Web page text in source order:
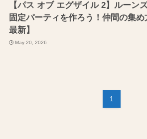
【パス オブ エグザイル 2】ルーン
固定パーティを作ろう！仲間の集め
最新】
May 20, 2026
1